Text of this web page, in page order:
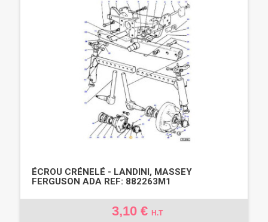
ÉCROU CRÉNELÉ - LANDINI, MASSEY
FERGUSON ADA REF: 882263M1
3,10 € H.T